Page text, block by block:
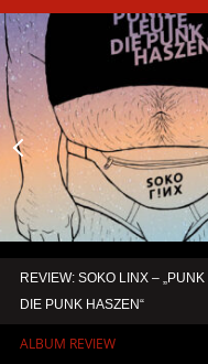
REVIEW: SOKO LINX –
DIE PUNK HASZEN“
ALBUM REVIEW